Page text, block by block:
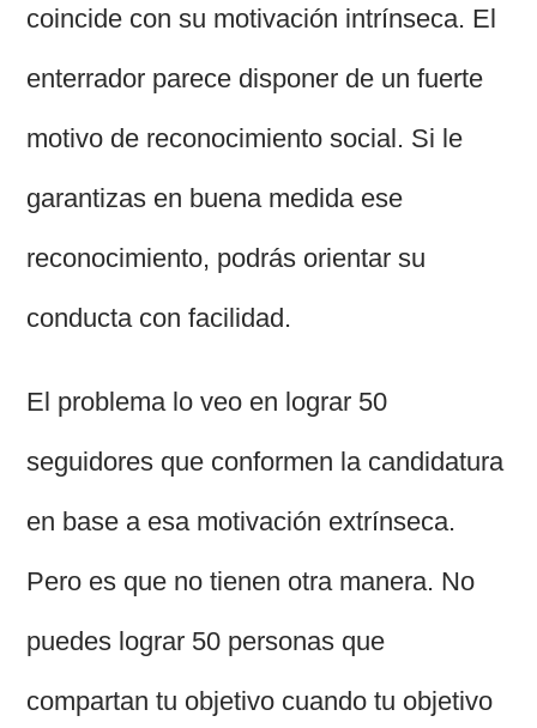
coincide con su motivación intrínseca. El
enterrador parece disponer de un fuerte
motivo de reconocimiento social. Si le
garantizas en buena medida ese
reconocimiento, podrás orientar su
conducta con facilidad.
El problema lo veo en lograr 50
seguidores que conformen la candidatura
en base a esa motivación extrínseca.
Pero es que no tienen otra manera. No
puedes lograr 50 personas que
compartan tu objetivo cuando tu objetivo